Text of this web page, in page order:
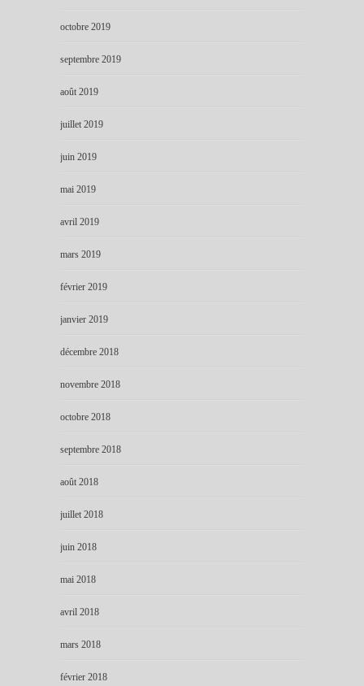
octobre 2019
septembre 2019
août 2019
juillet 2019
juin 2019
mai 2019
avril 2019
mars 2019
février 2019
janvier 2019
décembre 2018
novembre 2018
octobre 2018
septembre 2018
août 2018
juillet 2018
juin 2018
mai 2018
avril 2018
mars 2018
février 2018